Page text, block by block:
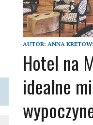
AUTOR: ANNA
Hotel na
idealne